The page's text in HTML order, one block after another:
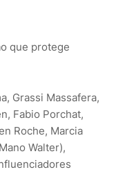
que protege
Grassi Massafera,
Fabio Porchat,
Roche, Marcia
Walter),